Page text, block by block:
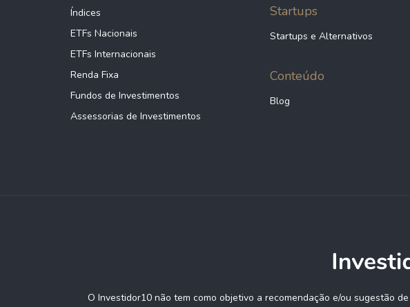
Índices
ETFs Nacionais
ETFs Internacionais
Renda Fixa
Fundos de Investimentos
Assessorias de Investimentos
Startups
Startups e Alternativos
Conteúdo
Blog
O Investidor10 não tem como objetivo a recomendação e/ou sugestão